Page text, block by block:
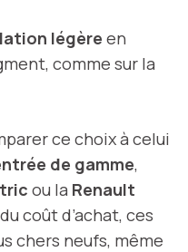
légère en
comme sur la
ce choix à celui
de gamme,
ou la Renault
coût d’achat, ces
chers neufs, même